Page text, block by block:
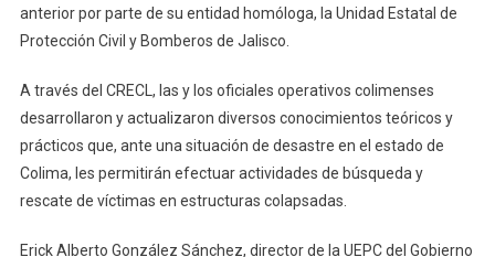
Colima
Tras
Participar
En
anterior por parte de su entidad homóloga, la Unidad Estatal de
Protección Civil y Bomberos de Jalisco.
A través del CRECL, las y los oficiales operativos colimenses
desarrollaron y actualizaron diversos conocimientos teóricos y
prácticos que, ante una situación de desastre en el estado de
Colima, les permitirán efectuar actividades de búsqueda y
rescate de víctimas en estructuras colapsadas.
Erick Alberto González Sánchez, director de la UEPC del Gobierno